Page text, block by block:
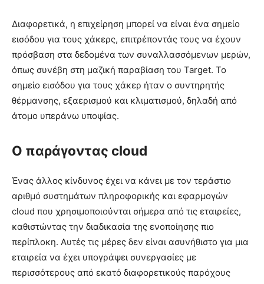
Διαφορετικά, η επιχείρηση μπορεί να είναι ένα σημείο
εισόδου για τους χάκερς, επιτρέποντάς τους να έχουν
πρόσβαση στα δεδομένα των συναλλασσόμενων μερών,
όπως συνέβη στη μαζική παραβίαση του Target. Το
σημείο εισόδου για τους χάκερ ήταν ο συντηρητής
θέρμανσης, εξαερισμού και κλιματισμού, δηλαδή από
άτομο υπεράνω υποψίας.
Ο παράγοντας cloud
Ένας άλλος κίνδυνος έχει να κάνει με τον τεράστιο
αριθμό συστημάτων πληροφορικής και εφαρμογών
cloud που χρησιμοποιούνται σήμερα από τις εταιρείες,
καθιστώντας την διαδικασία της ενοποίησης πιο
περίπλοκη. Αυτές τις μέρες δεν είναι ασυνήθιστο για μια
εταιρεία να έχει υπογράψει συνεργασίες με
περισσότερους από εκατό διαφορετικούς παρόχους